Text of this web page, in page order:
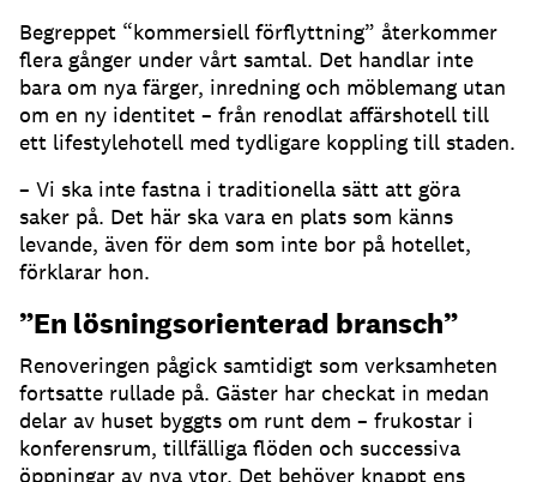
Begreppet “kommersiell förflyttning” återkommer
flera gånger under vårt samtal. Det handlar inte
bara om nya färger, inredning och möblemang utan
om en ny identitet – från renodlat affärshotell till
ett lifestylehotell med tydligare koppling till staden.
– Vi ska inte fastna i traditionella sätt att göra
saker på. Det här ska vara en plats som känns
levande, även för dem som inte bor på hotellet,
förklarar hon.
”En lösningsorienterad bransch”
Renoveringen pågick samtidigt som verksamheten
fortsatte rullade på. Gäster har checkat in medan
delar av huset byggts om runt dem – frukostar i
konferensrum, tillfälliga flöden och successiva
öppningar av nya ytor. Det behöver knappt ens